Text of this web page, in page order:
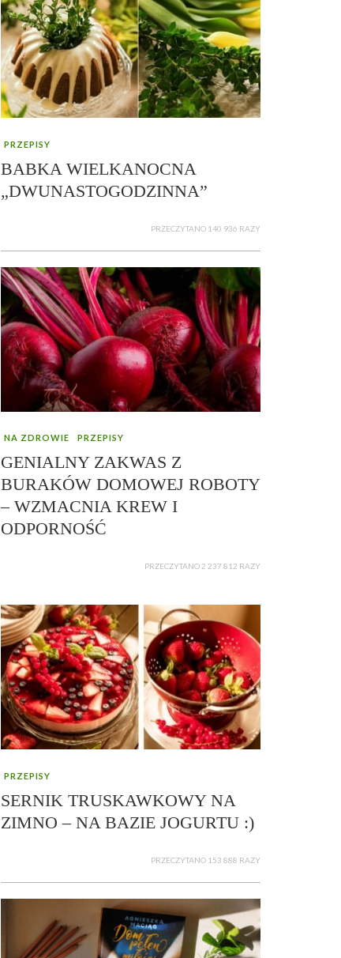
PRZEPISY
BABKA WIELKANOCNA
„DWUNASTOGODZINNA”
PRZECZYTANO 140 936 RAZY
NA ZDROWIE PRZEPISY
GENIALNY ZAKWAS Z
BURAKÓW DOMOWEJ ROBOTY
– WZMACNIA KREW I
ODPORNOŚĆ
PRZECZYTANO 2 237 812 RAZY
PRZEPISY
SERNIK TRUSKAWKOWY NA
ZIMNO – NA BAZIE JOGURTU :)
PRZECZYTANO 153 888 RAZY